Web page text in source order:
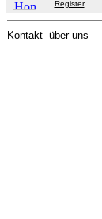
Register
Kontakt über uns